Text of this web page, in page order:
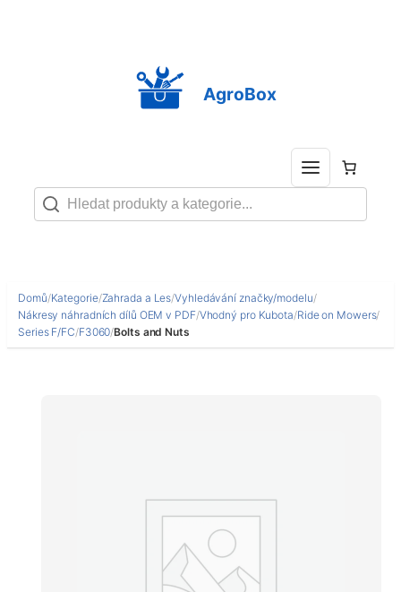
AgroBox
Domů/Kategorie/Zahrada a Les/Vyhledávání značky/modelu/
Nákresy náhradních dílů OEM v PDF/Vhodný pro Kubota/Ride on Mowers/
Series F/FC/F3060/Bolts and Nuts